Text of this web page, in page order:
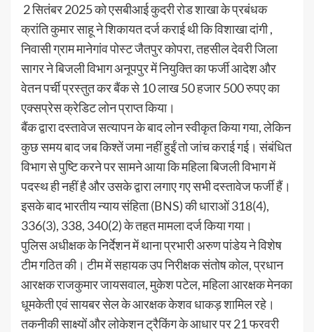
2 सितंबर 2025 को एसबीआई कुदरी रोड शाखा के प्रबंधक
क्रांति कुमार साहू ने शिकायत दर्ज कराई थी कि विशाखा दांगी ,
निवासी ग्राम मानेगांव पोस्ट जैतपुर कोपरा, तहसील देवरी जिला
सागर ने बिजली विभाग अनूपपुर में नियुक्ति का फर्जी आदेश और
वेतन पर्ची प्रस्तुत कर बैंक से 10 लाख 50 हजार 500 रुपए का
एक्सप्रेस क्रेडिट लोन प्राप्त किया।
बैंक द्वारा दस्तावेज सत्यापन के बाद लोन स्वीकृत किया गया, लेकिन
कुछ समय बाद जब किश्तें जमा नहीं हुईं तो जांच कराई गई। संबंधित
विभाग से पुष्टि करने पर सामने आया कि महिला बिजली विभाग में
पदस्थ ही नहीं है और उसके द्वारा लगाए गए सभी दस्तावेज फर्जी हैं।
इसके बाद भारतीय न्याय संहिता (BNS) की धाराओं 318(4),
336(3), 338, 340(2) के तहत मामला दर्ज किया गया।
पुलिस अधीक्षक के निर्देशन में थाना प्रभारी अरुण पांडेय ने विशेष
टीम गठित की। टीम में सहायक उप निरीक्षक संतोष कोल, प्रधान
आरक्षक राजकुमार जायसवाल, मुकेश पटेल, महिला आरक्षक मेनका
धूमकेती एवं सायबर सेल के आरक्षक केशव धाकड़ शामिल रहे।
तकनीकी साक्ष्यों और लोकेशन ट्रैकिंग के आधार पर 21 फरवरी